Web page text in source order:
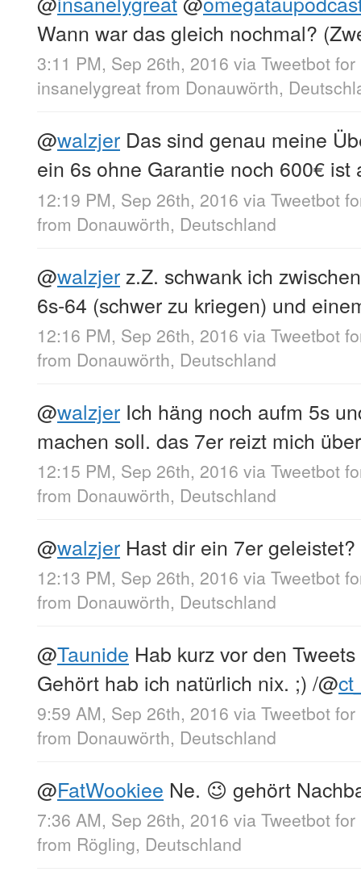
Wann war das gleich nochmal?
3:11 PM, Sep 26th, 2016 via Tweetbot
insanelygreat from Donauwörth,
@walzjer Das sind genau meine
ein 6s ohne Garantie noch 600€ ist
12:19 PM, Sep 26th, 2016 via Tweetbot
from Donauwörth, Deutschland
@walzjerz.Z. schwank ich
6s-64 (schwer zu kriegen) und
12:16 PM, Sep 26th, 2016 via Tweetbot
from Donauwörth, Deutschland
@walzjer Ich häng noch aufm 5s
machen soll. das 7er reizt mich
12:15 PM, Sep 26th, 2016 via Tweetbot
from Donauwörth, Deutschland
@walzjer Hast dir ein 7er
12:13 PM, Sep 26th, 2016 via Tweetbot
from Donauwörth, Deutschland
@Taunide Hab kurz vor den
Gehört hab ich natürlich nix. ;) /@
9:59 AM, Sep 26th, 2016 via Tweetbot
from Donauwörth, Deutschland
@FatWookiee Ne. 😉 gehört
7:36 AM, Sep 26th, 2016 via Tweetbot
from Rögling, Deutschland